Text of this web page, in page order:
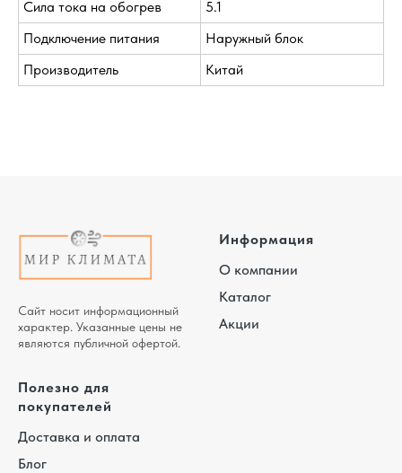
Сила тока на обогрев
5.1
Подключение питания
Наружный блок
Производитель
Китай
Сайт носит информационный
характер. Указанные цены не
являются публичной офертой.
Информация
О компании
Каталог
Акции
Полезно для
покупателей
Доставка и оплата
Блог